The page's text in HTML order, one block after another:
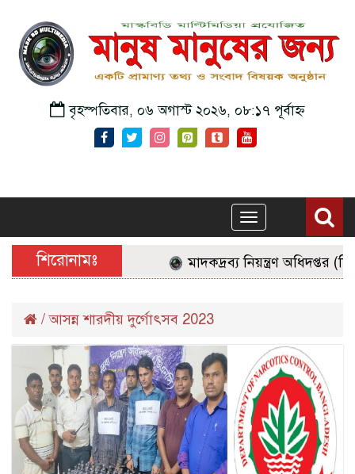
বৃহস্পতিবার, ০৬ অগাস্ট ২০২৬, ০৮:১৭ পূর্বাহ্ন
Toggle
navigation
শিরোনামঃ মাদকদ্রব্য নিয়ন্ত্রণ অধিদপ্তর
/আসন্ন শারদীয় দুর্গোৎসব 2023